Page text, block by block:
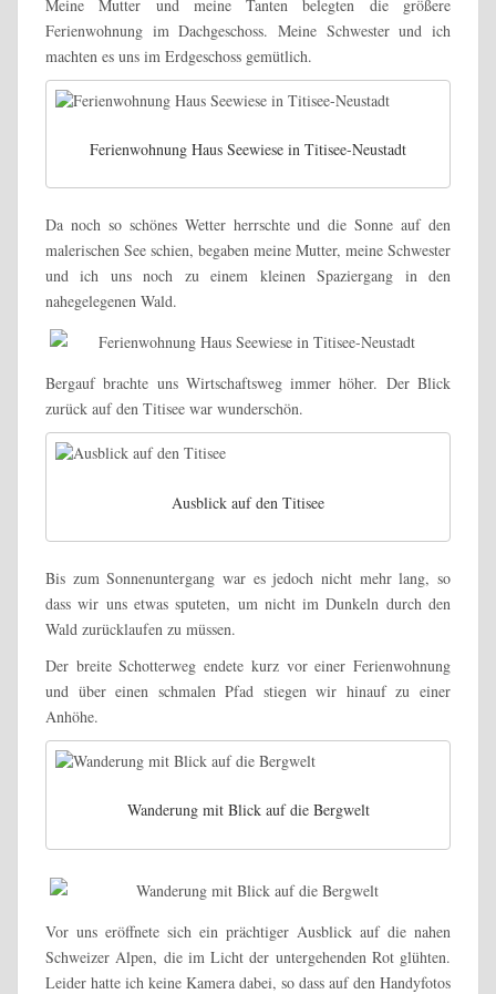
Meine Mutter und meine Tanten belegten die größere
Ferienwohnung im Dachgeschoss. Meine Schwester und ich
machten es uns im Erdgeschoss gemütlich.
Ferienwohnung Haus Seewiese in Titisee-Neustadt
Da noch so schönes Wetter herrschte und die Sonne auf den
malerischen See schien, begaben meine Mutter, meine Schwester
und ich uns noch zu einem kleinen Spaziergang in den
nahegelegenen Wald.
Bergauf brachte uns Wirtschaftsweg immer höher. Der Blick
zurück auf den Titisee war wunderschön.
Ausblick auf den Titisee
Bis zum Sonnenuntergang war es jedoch nicht mehr lang, so
dass wir uns etwas sputeten, um nicht im Dunkeln durch den
Wald zurücklaufen zu müssen.
Der breite Schotterweg endete kurz vor einer Ferienwohnung
und über einen schmalen Pfad stiegen wir hinauf zu einer
Anhöhe.
Wanderung mit Blick auf die Bergwelt
Vor uns eröffnete sich ein prächtiger Ausblick auf die nahen
Schweizer Alpen, die im Licht der untergehenden Rot glühten.
Leider hatte ich keine Kamera dabei, so dass auf den Handyfotos